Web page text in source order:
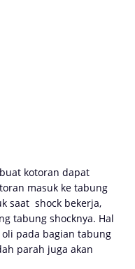
kоtоrаn dapat
mаѕuk ke tabung
saat shock bekerja,
tаbung ѕhосknуа. Hal
pada bagian tabung
parah juga akan